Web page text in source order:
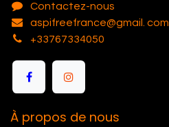
Contactez-nous
aspifreefrance@gmail. com
+33767334050
À propos de nous